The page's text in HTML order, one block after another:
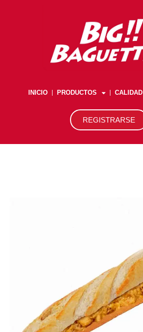
INICIO PRODUCTOS CALIDAD
REGISTRARSE